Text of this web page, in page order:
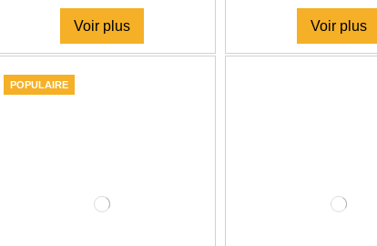
Voir plus Voir plus
POPULAIRE